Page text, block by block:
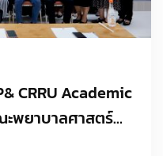
CRRU Academic
ะพยาบาลศาสตร์